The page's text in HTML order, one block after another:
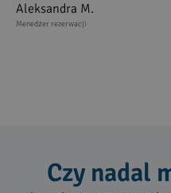
Aleksandra M.
Menedżer rezerwacji
Czy nadal